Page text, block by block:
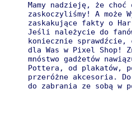
Mamy nadzieję, że choć
zaskoczyliśmy! A może
zaskakujące fakty o
Jeśli należycie do
koniecznie sprawdźcie,
dla Was w Pixel Shop!
mnóstwo gadżetów
Pottera, od plakatów,
przeróżne akcesoria.
do zabrania ze sobą w